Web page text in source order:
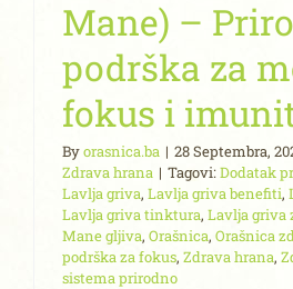
Mane) –
podrška za
fokus i
Byorasnica.ba | 28 Septembra,
Zdrava hrana | Tagovi:Dodatak
Lavlja griva, Lavlja griva benefiti,
Lavlja griva tinktura, Lavlja griva
Mane gljiva, Orašnica, Orašnica
podrška za fokus, Zdrava hrana,
sistema prirodno